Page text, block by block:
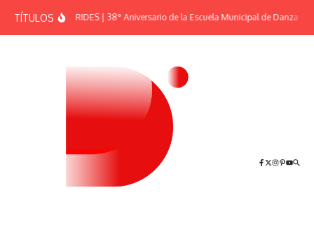
TÍTULOSEFEMÉRIDES | 38° Aniversario de la Escuela Municipal de Danzas “El